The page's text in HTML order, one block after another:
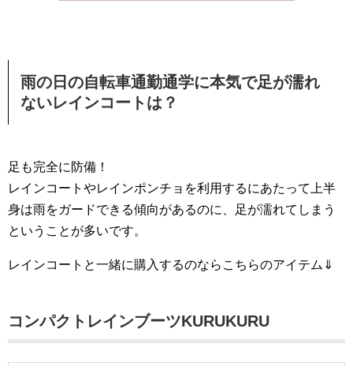
雨の日の自転車通勤通学に本気で足が濡れ
ないレインコートは？
足も完全に防備！
レインコートやレインポンチョを利用するにあたって上半
身は雨をガードできる傾向があるのに、足が濡れてしまう
ということが多いです。
レインコートと一緒に購入するのならこちらのアイテム⇓
コンパクトレインブーツKURUKURU